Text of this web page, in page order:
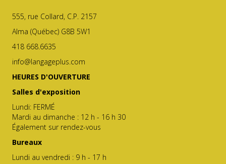
555, rue Collard, C.P. 2157
Alma (Québec) G8B 5W1
418 668.6635
info@langageplus.com
HEURES D'OUVERTURE
Salles d'exposition
Lundi: FERMÉ
Mardi au dimanche : 12 h - 16 h 30
Également sur rendez-vous
Bureaux
Lundi au vendredi : 9 h - 17 h